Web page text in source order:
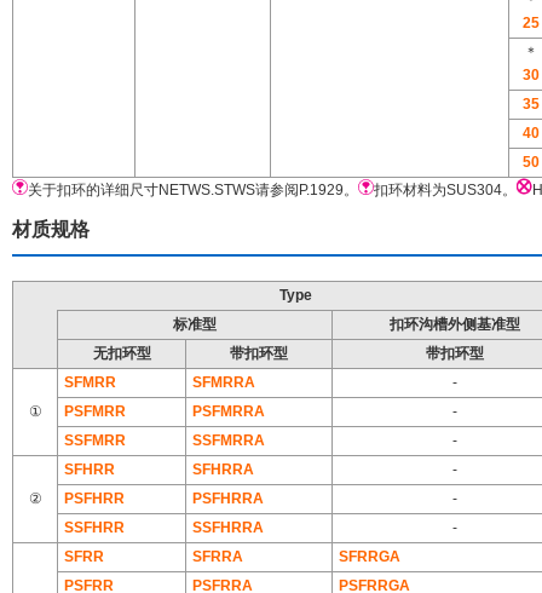
25
＊
30
35
40
50
关于扣环的详细尺寸NETWS.STWS请参阅P.1929。
扣环材料为SUS304。
材质规格
Type
标准型
扣环沟槽外侧基准型
无扣环型
带扣环型 带扣环型
①
SFMRR SFMRRA
-
PSFMRR
PSFMRRA
-
SSFMRR
SSFMRRA -
②
SFHRR SFHRRA
-
PSFHRR
PSFHRRA
-
SSFHRR
SSFHRRA -
SFRR SFRRA
SFRRGA
PSFRR
PSFRRA
PSFRRGA